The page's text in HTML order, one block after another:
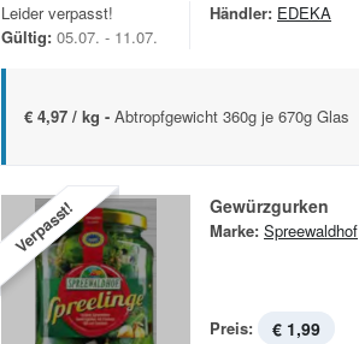
Leider verpasst!
Gültig: 05.07. - 11.07.
Händler: EDEKA
€ 4,97 / kg - Abtropfgewicht 360g je 670g Glas
Verpasst! Gewürzgurken
Marke: Spreewaldhof
Preis: € 1,99